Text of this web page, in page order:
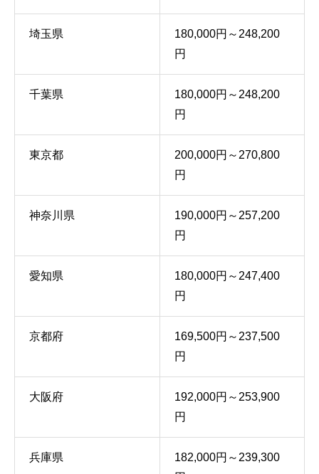
埼玉県
180,000円～248,200
円
千葉県
180,000円～248,200
円
東京都
200,000円～270,800
円
神奈川県
190,000円～257,200
円
愛知県
180,000円～247,400
円
京都府
169,500円～237,500
円
大阪府
192,000円～253,900
円
兵庫県
182,000円～239,300